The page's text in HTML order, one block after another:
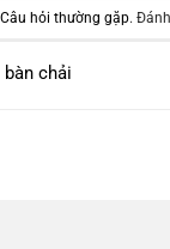
Câu hỏi thường gặp.
chải